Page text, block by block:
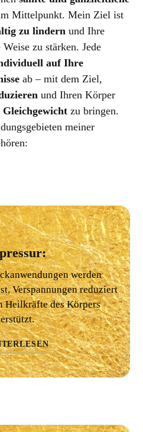
Mittelpunkt. Mein Ziel ist
zu lindern und Ihre
zu stärken. Jede
auf Ihre
ab – mit dem Ziel,
und Ihren Körper
zu bringen.
meiner
werden
Verspannungen reduziert
Heilkräfte des Körpers